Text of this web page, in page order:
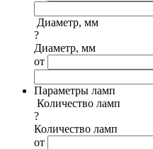
Диаметр, мм
?
Диаметр, мм
от
Параметры ламп
Количество ламп
?
Количество ламп
от